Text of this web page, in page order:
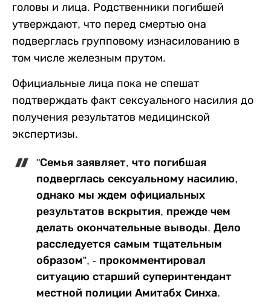
головы и лица. Родственники погибшей
утверждают, что перед смертью она
подверглась групповому изнасилованию в
том числе железным прутом.
Официальные лица пока не спешат
подтверждать факт сексуального насилия до
получения результатов медицинской
экспертизы.
"Семья заявляет, что погибшая
подверглась сексуальному насилию,
однако мы ждем официальных
результатов вскрытия, прежде чем
делать окончательные выводы. Дело
расследуется самым тщательным
образом”, - прокомментировал
ситуацию старший суперинтендант
местной полиции Амитабх Синха.